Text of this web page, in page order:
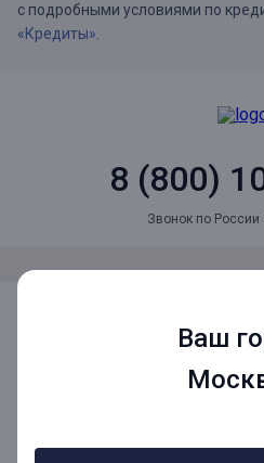
Ваш
с подробными условиями по
«Кредиты»
8 (800)
Звонок по России
Мы в